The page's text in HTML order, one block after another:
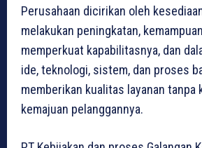
Perusahaan dicirikan oleh
melakukan peningkatan,
memperkuat kapabilitasnya, dan
ide, teknologi, sistem, dan proses
memberikan kualitas layanan tanpa
kemajuan pelanggannya.